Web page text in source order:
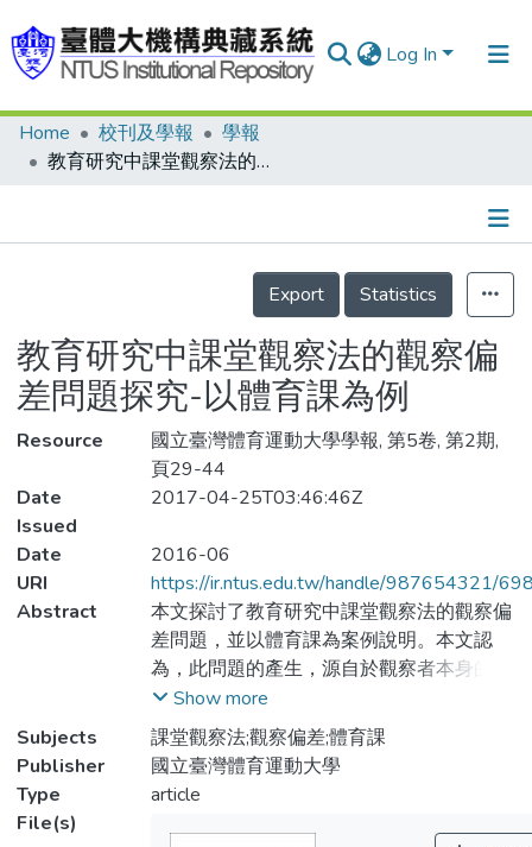
Log In
Communities & Collections
Statistics
Home 校刊及學報
學報
教育研究中課堂觀察法的觀察偏差問題探究-以體育課為例
Details
Export
Statistics
教育研究中課堂觀察法的觀察偏
差問題探究-以體育課為例
Resource
國立臺灣體育運動大學學報, 第5卷, 第2期,
頁29-44
Date
Issued
2017-04-25T03:46:46Z
Date
2016-06
URI
https://ir.ntus.edu.tw/handle/987654321/
Abstract
本文探討了教育研究中課堂觀察法的觀察偏
差問題，並以體育課為案例說明。本文認
為，此問題的產生，源自於觀察者本身的因
素，與觀察者和被觀察者之互動所造成的因
素。而處理觀察偏差問題的方法，除了從觀
察者本身的能力著手外，還可以從內在和外
在兩個方面來改善觀察法的觀察偏差問題。
處理觀察偏差的問題、然後詳盡說明觀察偏
Show more
Subjects
課堂觀察法;觀察偏差;體育課
Publisher
國立臺灣體育運動大學
Type
article
File(s)